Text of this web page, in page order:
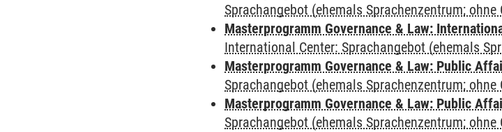
Sprachangebot (ehemals Sprachenzentrum; ohne
Masterprogramm Governance & Law:
International Center: Sprachangebot (ehemals
Masterprogramm Governance & Law: Public
Sprachangebot (ehemals Sprachenzentrum; ohne
Masterprogramm Governance & Law: Public
Sprachangebot (ehemals Sprachenzentrum; ohne